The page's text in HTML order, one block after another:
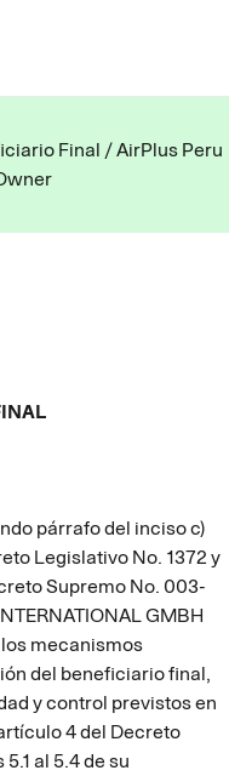
Final / AirPlus Peru
párrafo del inciso c)
Legislativo No. 1372 y
Supremo No. 003-
GMBH
mecanismos
del beneficiario final,
y control previstos en
4 del Decreto
al 5.4 de su